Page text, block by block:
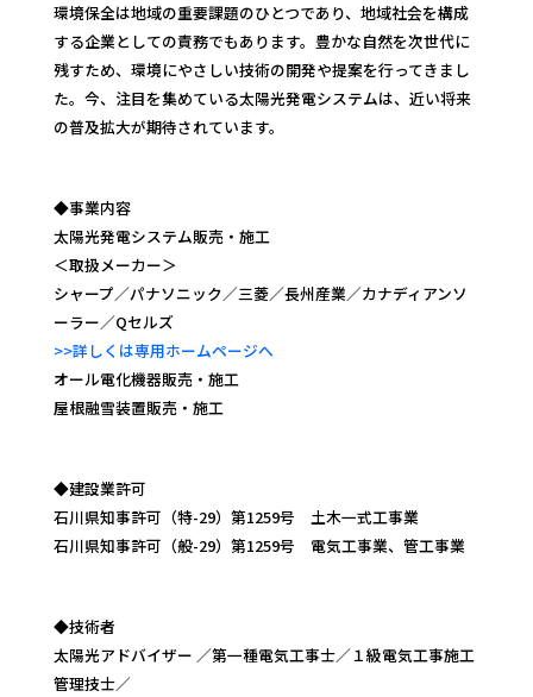
環境保全は地域の重要課題のひとつであり、地域社会を構成
する企業としての責務でもあります。豊かな自然を次世代に
残すため、環境にやさしい技術の開発や提案を行ってきまし
た。今、注目を集めている太陽光発電システムは、近い将来
の普及拡大が期待されています。
◆事業内容
太陽光発電システム販売・施工
＜取扱メーカー＞
シャープ／パナソニック／三菱／長州産業／カナディアンソ
ーラー／Qセルズ
>>詳しくは専用ホームページへ
オール電化機器販売・施工
屋根融雪装置販売・施工
◆建設業許可
石川県知事許可（特-29）第1259号 土木一式工事業
石川県知事許可（般-29）第1259号 電気工事業、管工事業
◆技術者
太陽光アドバイザー ／第一種電気工事士／１級電気工事施工
管理技士／